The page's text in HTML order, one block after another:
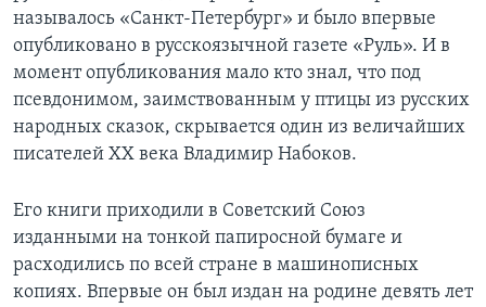
Языки
называлось «Санкт-Петербург» и было впервые
опубликовано в русскоязычной газете «Руль». И в
момент опубликования мало кто знал, что под
псевдонимом, заимствованным у птицы из русских
народных сказок, скрывается один из величайших
писателей ХХ века Владимир Набоков.
Его книги приходили в Советский Союз
изданными на тонкой папиросной бумаге и
расходились по всей стране в машинописных
копиях. Впервые он был издан на родине девять лет